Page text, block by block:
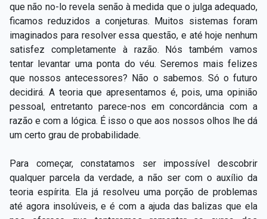
que não no-lo revela senão à medida que o julga adequado,
ficamos reduzidos a conjeturas. Muitos sistemas foram
imaginados para resolver essa questão, e até hoje nenhum
satisfez completamente à razão. Nós também vamos
tentar levantar uma ponta do véu. Seremos mais felizes
que nossos antecessores? Não o sabemos. Só o futuro
decidirá. A teoria que apresentamos é, pois, uma opinião
pessoal, entretanto parece-nos em concordância com a
razão e com a lógica. É isso o que aos nossos olhos lhe dá
um certo grau de probabilidade.
Para começar, constatamos ser impossível descobrir
qualquer parcela da verdade, a não ser com o auxílio da
teoria espírita. Ela já resolveu uma porção de problemas
até agora insolúveis, e é com a ajuda das balizas que ela